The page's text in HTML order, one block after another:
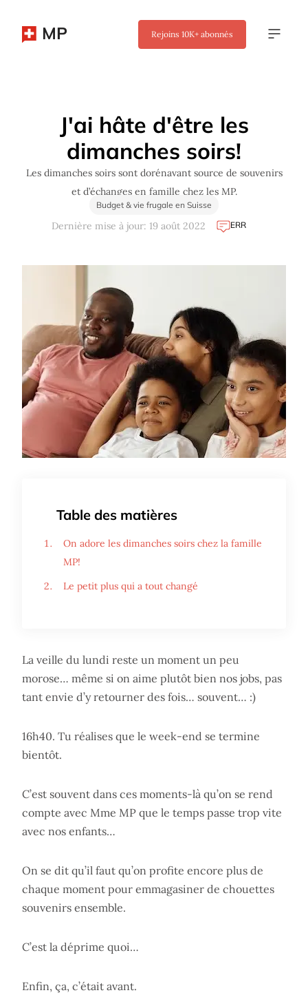
MP Rejoins 10K+ abonnés
J'ai hâte d'être les
dimanches soirs!
Les dimanches soirs sont dorénavant source de souvenirs
et d’échanges en famille chez les MP.
Budget & vie frugale en Suisse
Dernière mise à jour: 19 août 2022 ERR
Table des matières
On adore les dimanches soirs chez la famille
MP!
Le petit plus qui a tout changé
La veille du lundi reste un moment un peu
morose… même si on aime plutôt bien nos jobs, pas
tant envie d’y retourner des fois… souvent… :)
16h40. Tu réalises que le week-end se termine
bientôt.
C’est souvent dans ces moments-là qu’on se rend
compte avec Mme MP que le temps passe trop vite
avec nos enfants…
On se dit qu’il faut qu’on profite encore plus de
chaque moment pour emmagasiner de chouettes
souvenirs ensemble.
C’est la déprime quoi…
Enfin, ça, c’était avant.